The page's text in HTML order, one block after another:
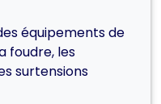
équipements de
foudre, les
surtensions